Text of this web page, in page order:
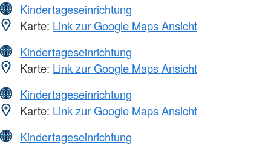
Kindertageseinrichtung
Karte: Link zur Google Maps Ansicht
Kindertageseinrichtung
Karte: Link zur Google Maps Ansicht
Kindertageseinrichtung
Karte: Link zur Google Maps Ansicht
Kindertageseinrichtung